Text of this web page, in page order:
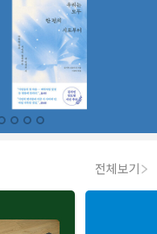
전체보기